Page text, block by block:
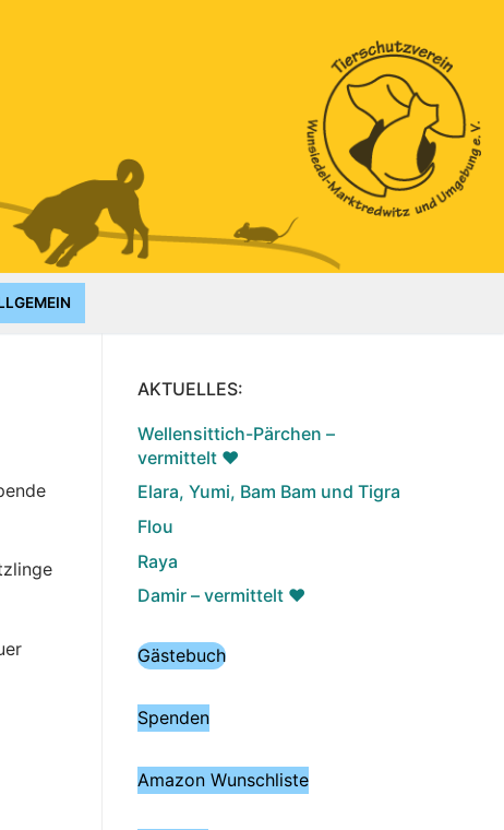
AKTUELLES:
Wellensittich-Pärchen –
vermittelt ♥️
Elara, Yumi, Bam Bam und Tigra
Flou
Raya
Damir – vermittelt ♥️
Gästebuch
Spenden
Amazon Wunschliste